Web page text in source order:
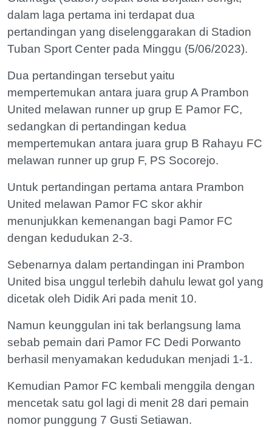
dalam laga pertama ini terdapat dua
pertandingan yang diselenggarakan di Stadion
Tuban Sport Center pada Minggu (5/06/2023).
Dua pertandingan tersebut yaitu
mempertemukan antara juara grup A Prambon
United melawan runner up grup E Pamor FC,
sedangkan di pertandingan kedua
mempertemukan antara juara grup B Rahayu FC
melawan runner up grup F, PS Socorejo.
Untuk pertandingan pertama antara Prambon
United melawan Pamor FC skor akhir
menunjukkan kemenangan bagi Pamor FC
dengan kedudukan 2-3.
Sebenarnya dalam pertandingan ini Prambon
United bisa unggul terlebih dahulu lewat gol yang
dicetak oleh Didik Ari pada menit 10.
Namun keunggulan ini tak berlangsung lama
sebab pemain dari Pamor FC Dedi Porwanto
berhasil menyamakan kedudukan menjadi 1-1.
Kemudian Pamor FC kembali menggila dengan
mencetak satu gol lagi di menit 28 dari pemain
nomor punggung 7 Gusti Setiawan.